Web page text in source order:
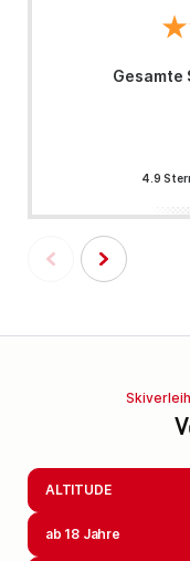
4.9
ALTITUDE
ab 18 Jahre